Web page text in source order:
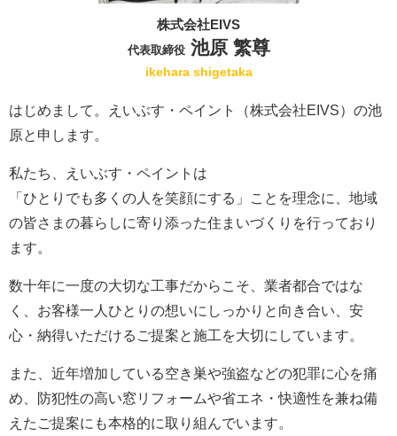
株式会社EIVS
代表取締役池原 繁尊
ikehara shigetaka
はじめまして。えいぶす・ペイント（株式会社EIVS）の池
原と申します。
私たち、えいぶす・ペイントは
「ひとりでも多くの人を笑顔にする」ことを理念に、地域
の皆さまの暮らしに寄り添った住まいづくりを行っており
ます。
数十年に一度の大切な工事だからこそ、業者都合ではな
く、お客様一人ひとりの想いにしっかりと向き合い、安
心・納得いただけるご提案と施工を大切にしています。
また、近年増加している空き巣や強盗などの犯罪に心を痛
め、防犯性の高い窓リフォームや省エネ・快適性を兼ね備
えたご提案にも本格的に取り組んでいます。